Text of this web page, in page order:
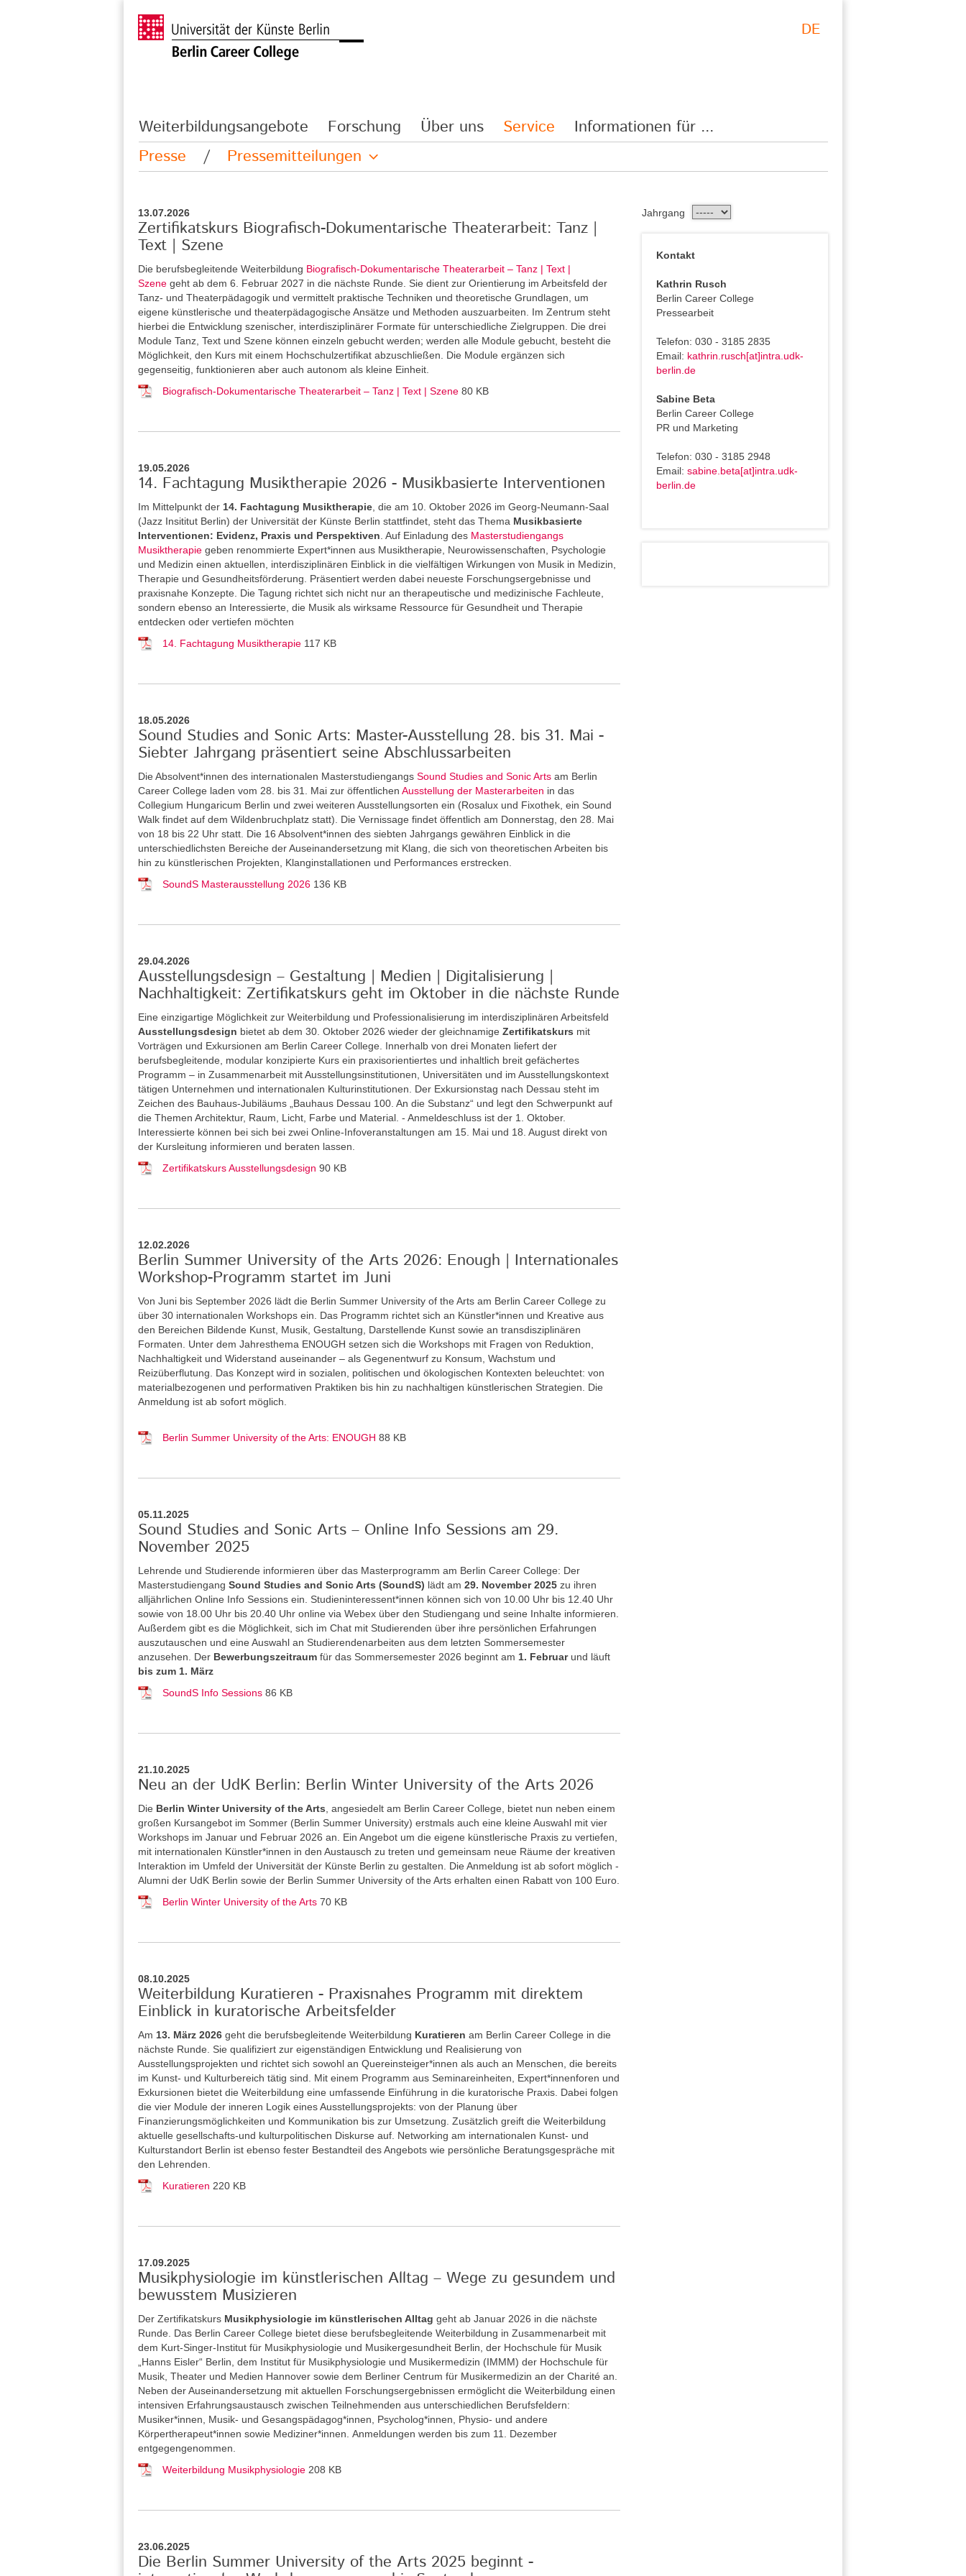
DE
Weiterbildungsangebote Forschung Über uns Service
Informationen für ...
Presse
/ Pressemitteilungen
13.07.2026
Zertifikatskurs Biografisch-Dokumentarische Theaterarbeit: Tanz |
Text | Szene
Die berufsbegleitende Weiterbildung Biografisch-Dokumentarische Theaterarbeit – Tanz | Text |
Szene geht ab dem 6. Februar 2027 in die nächste Runde. Sie dient zur Orientierung im Arbeitsfeld der
Tanz- und Theaterpädagogik und vermittelt praktische Techniken und theoretische Grundlagen, um
eigene künstlerische und theaterpädagogische Ansätze und Methoden auszuarbeiten. Im Zentrum steht
hierbei die Entwicklung szenischer, interdisziplinärer Formate für unterschiedliche Zielgruppen. Die drei
Module Tanz, Text und Szene können einzeln gebucht werden; werden alle Module gebucht, besteht die
Möglichkeit, den Kurs mit einem Hochschulzertifikat abzuschließen. Die Module ergänzen sich
gegenseitig, funktionieren aber auch autonom als kleine Einheit.
Biografisch-Dokumentarische Theaterarbeit – Tanz | Text | Szene 80 KB
19.05.2026
14. Fachtagung Musiktherapie 2026 - Musikbasierte Interventionen
Im Mittelpunkt der 14. Fachtagung Musiktherapie , die am 10. Oktober 2026 im Georg-Neumann-Saal
(Jazz Insititut Berlin) der Universität der Künste Berlin stattfindet, steht das Thema Musikbasierte
Interventionen: Evidenz, Praxis und Perspektiven . Auf Einladung des Masterstudiengangs
Musiktherapie geben renommierte Expert*innen aus Musiktherapie, Neurowissenschaften, Psychologie
und Medizin einen aktuellen, interdisziplinären Einblick in die vielfältigen Wirkungen von Musik in Medizin,
Therapie und Gesundheitsförderung. Präsentiert werden dabei neueste Forschungsergebnisse und
praxisnahe Konzepte. Die Tagung richtet sich nicht nur an therapeutische und medizinische Fachleute,
sondern ebenso an Interessierte, die Musik als wirksame Ressource für Gesundheit und Therapie
entdecken oder vertiefen möchten
14. Fachtagung Musiktherapie 117 KB
18.05.2026
Sound Studies and Sonic Arts: Master-Ausstellung 28. bis 31. Mai -
Siebter Jahrgang präsentiert seine Abschlussarbeiten
Die Absolvent*innen des internationalen Masterstudiengangs Sound Studies and Sonic Arts am Berlin
Career College laden vom 28. bis 31. Mai zur öffentlichen Ausstellung der Masterarbeiten in das
Collegium Hungaricum Berlin und zwei weiteren Ausstellungsorten ein (Rosalux und Fixothek, ein Sound
Walk findet auf dem Wildenbruchplatz statt). Die Vernissage findet öffentlich am Donnerstag, den 28. Mai
von 18 bis 22 Uhr statt. Die 16 Absolvent*innen des siebten Jahrgangs gewähren Einblick in die
unterschiedlichsten Bereiche der Auseinandersetzung mit Klang, die sich von theoretischen Arbeiten bis
hin zu künstlerischen Projekten, Klanginstallationen und Performances erstrecken.
SoundS Masterausstellung 2026 136 KB
29.04.2026
Ausstellungsdesign – Gestaltung | Medien | Digitalisierung |
Nachhaltigkeit: Zertifikatskurs geht im Oktober in die nächste Runde
Eine einzigartige Möglichkeit zur Weiterbildung und Professionalisierung im interdisziplinären Arbeitsfeld
Ausstellungsdesign bietet ab dem 30. Oktober 2026 wieder der gleichnamige Zertifikatskurs mit
Vorträgen und Exkursionen am Berlin Career College. Innerhalb von drei Monaten liefert der
berufsbegleitende, modular konzipierte Kurs ein praxisorientiertes und inhaltlich breit gefächertes
Programm – in Zusammenarbeit mit Ausstellungsinstitutionen, Universitäten und im Ausstellungskontext
tätigen Unternehmen und internationalen Kulturinstitutionen. Der Exkursionstag nach Dessau steht im
Zeichen des Bauhaus-Jubiläums „Bauhaus Dessau 100. An die Substanz“ und legt den Schwerpunkt auf
die Themen Architektur, Raum, Licht, Farbe und Material. - Anmeldeschluss ist der 1. Oktober.
Interessierte können bei sich bei zwei Online-Infoveranstaltungen am 15. Mai und 18. August direkt von
der Kursleitung informieren und beraten lassen.
Zertifikatskurs Ausstellungsdesign 90 KB
12.02.2026
Berlin Summer University of the Arts 2026: Enough | Internationales
Workshop-Programm startet im Juni
Von Juni bis September 2026 lädt die Berlin Summer University of the Arts am Berlin Career College zu
über 30 internationalen Workshops ein. Das Programm richtet sich an Künstler*innen und Kreative aus
den Bereichen Bildende Kunst, Musik, Gestaltung, Darstellende Kunst sowie an transdisziplinären
Formaten. Unter dem Jahresthema ENOUGH setzen sich die Workshops mit Fragen von Reduktion,
Nachhaltigkeit und Widerstand auseinander – als Gegenentwurf zu Konsum, Wachstum und
Reizüberflutung. Das Konzept wird in sozialen, politischen und ökologischen Kontexten beleuchtet: von
materialbezogenen und performativen Praktiken bis hin zu nachhaltigen künstlerischen Strategien. Die
Anmeldung ist ab sofort möglich.
Berlin Summer University of the Arts: ENOUGH 88 KB
05.11.2025
Sound Studies and Sonic Arts – Online Info Sessions am 29.
November 2025
Lehrende und Studierende informieren über das Masterprogramm am Berlin Career College: Der
Masterstudiengang Sound Studies and Sonic Arts (SoundS) lädt am 29. November 2025 zu ihren
alljährlichen Online Info Sessions ein. Studieninteressent*innen können sich von 10.00 Uhr bis 12.40 Uhr
sowie von 18.00 Uhr bis 20.40 Uhr online via Webex über den Studiengang und seine Inhalte informieren.
Außerdem gibt es die Möglichkeit, sich im Chat mit Studierenden über ihre persönlichen Erfahrungen
auszutauschen und eine Auswahl an Studierendenarbeiten aus dem letzten Sommersemester
anzusehen. Der Bewerbungszeitraum für das Sommersemester 2026 beginnt am 1. Februar und läuft
bis zum 1. März
SoundS Info Sessions 86 KB
21.10.2025
Neu an der UdK Berlin: Berlin Winter University of the Arts 2026
Die Berlin Winter University of the Arts , angesiedelt am Berlin Career College, bietet nun neben einem
großen Kursangebot im Sommer (Berlin Summer University) erstmals auch eine kleine Auswahl mit vier
Workshops im Januar und Februar 2026 an. Ein Angebot um die eigene künstlerische Praxis zu vertiefen,
mit internationalen Künstler*innen in den Austausch zu treten und gemeinsam neue Räume der kreativen
Interaktion im Umfeld der Universität der Künste Berlin zu gestalten. Die Anmeldung ist ab sofort möglich -
Alumni der UdK Berlin sowie der Berlin Summer University of the Arts erhalten einen Rabatt von 100 Euro.
Berlin Winter University of the Arts 70 KB
08.10.2025
Weiterbildung Kuratieren - Praxisnahes Programm mit direktem
Einblick in kuratorische Arbeitsfelder
Am 13. März 2026 geht die berufsbegleitende Weiterbildung Kuratieren am Berlin Career College in die
nächste Runde. Sie qualifiziert zur eigenständigen Entwicklung und Realisierung von
Ausstellungsprojekten und richtet sich sowohl an Quereinsteiger*innen als auch an Menschen, die bereits
im Kunst- und Kulturbereich tätig sind. Mit einem Programm aus Seminareinheiten, Expert*innenforen und
Exkursionen bietet die Weiterbildung eine umfassende Einführung in die kuratorische Praxis. Dabei folgen
die vier Module der inneren Logik eines Ausstellungsprojekts: von der Planung über
Finanzierungsmöglichkeiten und Kommunikation bis zur Umsetzung. Zusätzlich greift die Weiterbildung
aktuelle gesellschafts-und kulturpolitischen Diskurse auf. Networking am internationalen Kunst- und
Kulturstandort Berlin ist ebenso fester Bestandteil des Angebots wie persönliche Beratungsgespräche mit
den Lehrenden.
Kuratieren 220 KB
17.09.2025
Musikphysiologie im künstlerischen Alltag – Wege zu gesundem und
bewusstem Musizieren
Der Zertifikatskurs Musikphysiologie im künstlerischen Alltag geht ab Januar 2026 in die nächste
Runde. Das Berlin Career College bietet diese berufsbegleitende Weiterbildung in Zusammenarbeit mit
dem Kurt-Singer-Institut für Musikphysiologie und Musikergesundheit Berlin, der Hochschule für Musik
„Hanns Eisler“ Berlin, dem Institut für Musikphysiologie und Musikermedizin (IMMM) der Hochschule für
Musik, Theater und Medien Hannover sowie dem Berliner Centrum für Musikermedizin an der Charité an.
Neben der Auseinandersetzung mit aktuellen Forschungsergebnissen ermöglicht die Weiterbildung einen
intensiven Erfahrungsaustausch zwischen Teilnehmenden aus unterschiedlichen Berufsfeldern:
Musiker*innen, Musik- und Gesangspädagog*innen, Psycholog*innen, Physio- und andere
Körpertherapeut*innen sowie Mediziner*innen. Anmeldungen werden bis zum 11. Dezember
entgegengenommen.
Weiterbildung Musikphysiologie 208 KB
23.06.2025
Die Berlin Summer University of the Arts 2025 beginnt -
Jahrgang
Kontakt
Kathrin Rusch
Berlin Career College
Pressearbeit
Telefon: 030 - 3185 2835
Email: kathrin.rusch[at]intra.udk-
berlin.de
Sabine Beta
Berlin Career College
PR und Marketing
Telefon: 030 - 3185 2948
Email:sabine.beta[at]intra.udk-
berlin.de